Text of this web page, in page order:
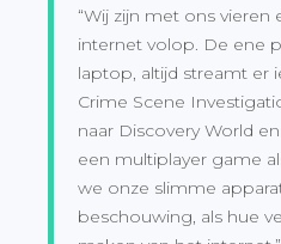
“Wij zijn met ons
internet volop. De ene
laptop, altijd streamt er
Crime Scene
naar Discovery World
een multiplayer game
we onze slimme
beschouwing, als hue